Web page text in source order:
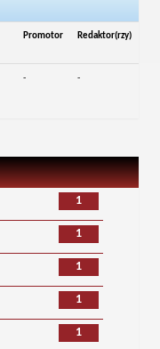
Promotor Redaktor(rzy)
- -
1
1
1
1
1